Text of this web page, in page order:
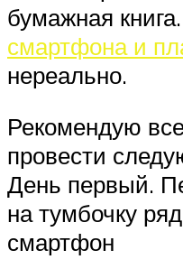
бумажная
смартфона и
нереально.
Рекомендую
провести
День первый.
на тумбочку
смартфон